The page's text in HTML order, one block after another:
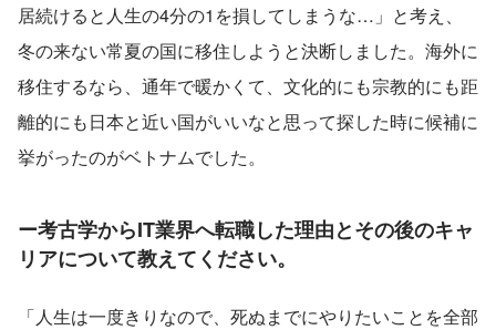
居続けると人生の4分の1を損してしまうな…」と考え、
冬の来ない常夏の国に移住しようと決断しました。海外に
移住するなら、通年で暖かくて、文化的にも宗教的にも距
離的にも日本と近い国がいいなと思って探した時に候補に
挙がったのがベトナムでした。
ー考古学からIT業界へ転職した理由とその後のキャ
リアについて教えてください。
「人生は一度きりなので、死ぬまでにやりたいことを全部